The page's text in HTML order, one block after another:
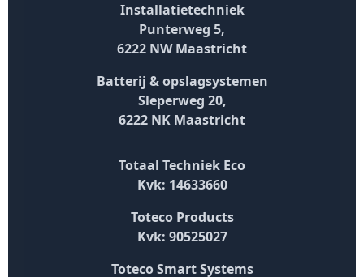
Installatietechniek
Punterweg 5,
6222 NW Maastricht
Batterij & opslagsystemen
Sleperweg 20,
6222 NK Maastricht
Totaal Techniek Eco
Kvk: 14633660
Toteco Products
Kvk: 90525027
Toteco Smart Systems